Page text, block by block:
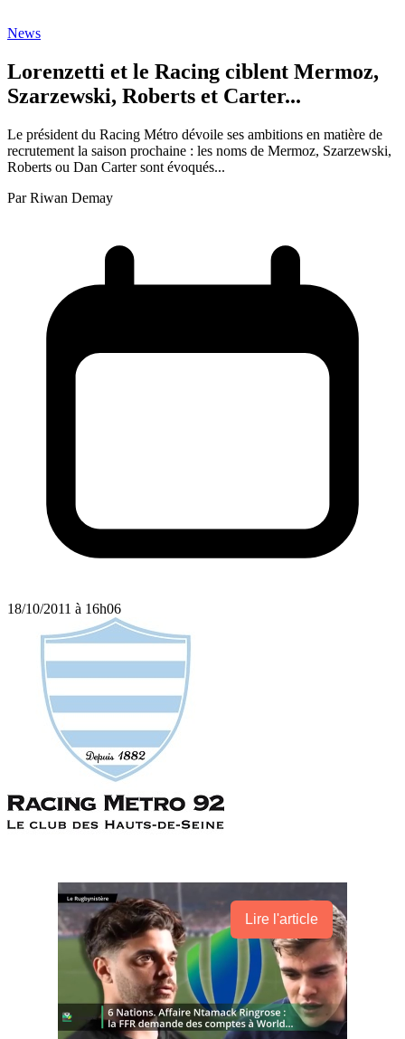
News
Lorenzetti et le Racing ciblent Mermoz,
Szarzewski, Roberts et Carter...
Le président du Racing Métro dévoile ses ambitions en matière de
recrutement la saison prochaine : les noms de Mermoz, Szarzewski,
Roberts ou Dan Carter sont évoqués...
Par Riwan Demay
18/10/2011 à 16h06
Lire l'article